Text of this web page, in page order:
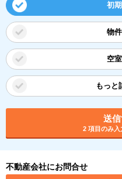
初
物
空
もっと
送
2 項目のみ入
不動産会社にお問合せ